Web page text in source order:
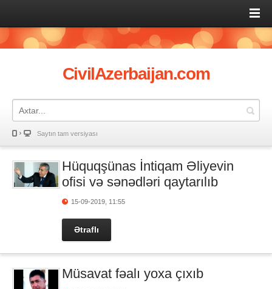
CivilAzerbaijan.com
Saytın tam versiyası
Hüquqşünas İntiqam Əliyevin
ofisi və sənədləri qaytarılıb
15-09-2019, 11:55
Ətraflı
Müsavat fəalı yoxa çıxıb